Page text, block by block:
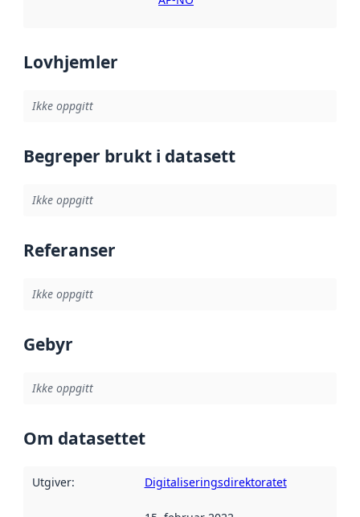
Lovhjemler
Ikke oppgitt
Begreper brukt i datasett
Ikke oppgitt
Referanser
Ikke oppgitt
Gebyr
Ikke oppgitt
Om datasettet
Utgiver: Digitaliseringsdirektoratet